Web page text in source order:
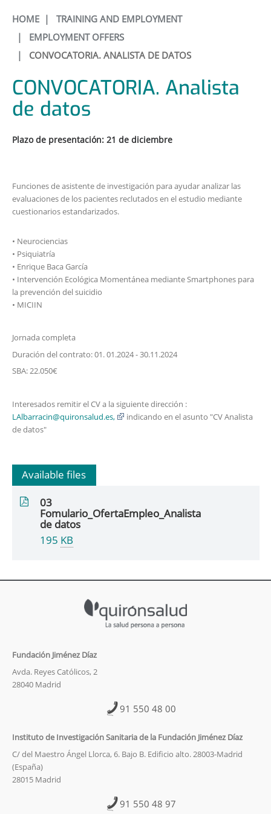
HOME| TRAINING AND EMPLOYMENT
| EMPLOYMENT OFFERS
| CONVOCATORIA. ANALISTA DE DATOS
CONVOCATORIA. Analista
de datos
Plazo de presentación: 21 de diciembre
Funciones de asistente de investigación para ayudar analizar las
evaluaciones de los pacientes reclutados en el estudio mediante
cuestionarios estandarizados.
• Neurociencias
• Psiquiatría
• Enrique Baca García
• Intervención Ecológica Momentánea mediante Smartphones para
la prevención del suicidio
• MICIIN
Jornada completa
Duración del contrato: 01. 01.2024 - 30.11.2024
SBA: 22.050€
Interesados remitir el CV a la siguiente dirección :
LAlbarracin@quironsalud.es,
indicando en el asunto "CV Analista
de datos"
Available files
03
Fomulario_OfertaEmpleo_Analista
de datos
195 KB
Fundación Jiménez Díaz
Avda. Reyes Católicos, 2
28040 Madrid
91 550 48 00
Instituto de Investigación Sanitaria de la Fundación Jiménez Díaz
C/ del Maestro Ángel Llorca, 6. Bajo B. Edificio alto. 28003-Madrid
(España)
28015 Madrid
91 550 48 97